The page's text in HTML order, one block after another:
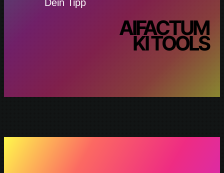
Dein Tipp
AIFACTUM
KI TOOLS